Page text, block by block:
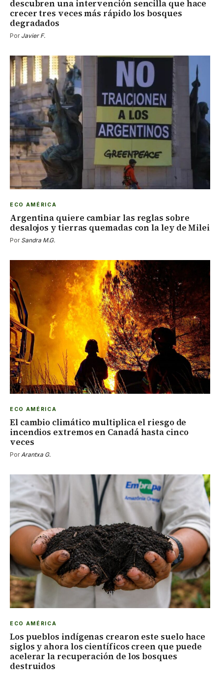
descubren una intervención sencilla que hace
crecer tres veces más rápido los bosques
degradados
Por Javier F.
ECO AMÉRICA
Argentina quiere cambiar las reglas sobre
desalojos y tierras quemadas con la ley de Milei
Por Sandra M.G.
ECO AMÉRICA
El cambio climático multiplica el riesgo de
incendios extremos en Canadá hasta cinco
veces
PorArantxa G.
ECO AMÉRICA
Los pueblos indígenas crearon este suelo hace
siglos y ahora los científicos creen que puede
acelerar la recuperación de los bosques
destruidos